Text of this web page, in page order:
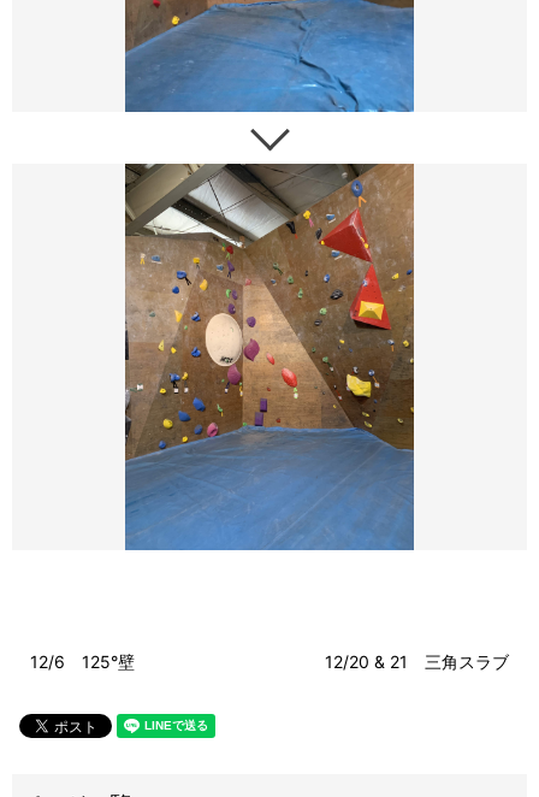
12/6 125°壁 12/20 & 21 三角スラブ